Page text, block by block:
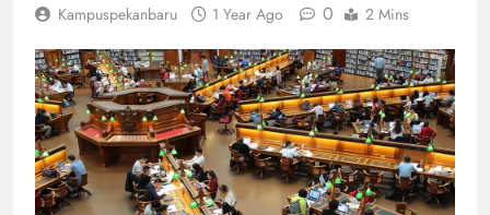
Kampuspekanbaru 1 Year Ago 0 2 Mins